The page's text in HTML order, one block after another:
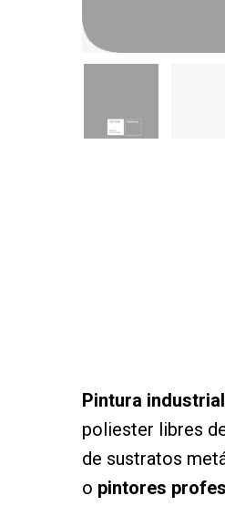
Pintura industrial
poliester libres
de sustratos
o pintores